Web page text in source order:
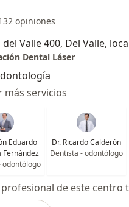
opiniones
Dental Láser
más servicios
Eduardo
Fernández
odontólogo
Dr. Ricardo Calderón
Dentista - odontólogo